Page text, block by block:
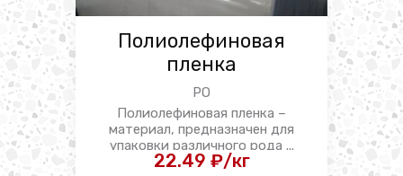
Полиолефиновая
пленка
PO
Полиолефиновая пленка –
материал, предназначен для
упаковки различного рода ...
22.49 ₽/кг